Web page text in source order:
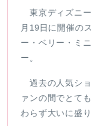
東京ディズニ
月19日に開催の
ー・ベリー・ミ
ー。
過去の人気シ
ァンの間でとて
わらず大いに盛